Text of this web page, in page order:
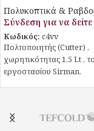
Πολυκοπτικά &
Σύνδεση για να δείτε
Κωδικός: c4vv
Πολτοποιητής (Cutter) ,
χωρητικότητας 1,5 Lt ,
εργοστασίου Sirman.